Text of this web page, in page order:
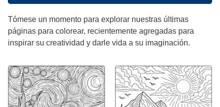
Tómese un momento para explorar nuestras últimas
páginas para colorear, recientemente agregadas para
inspirar su creatividad y darle vida a su imaginación.